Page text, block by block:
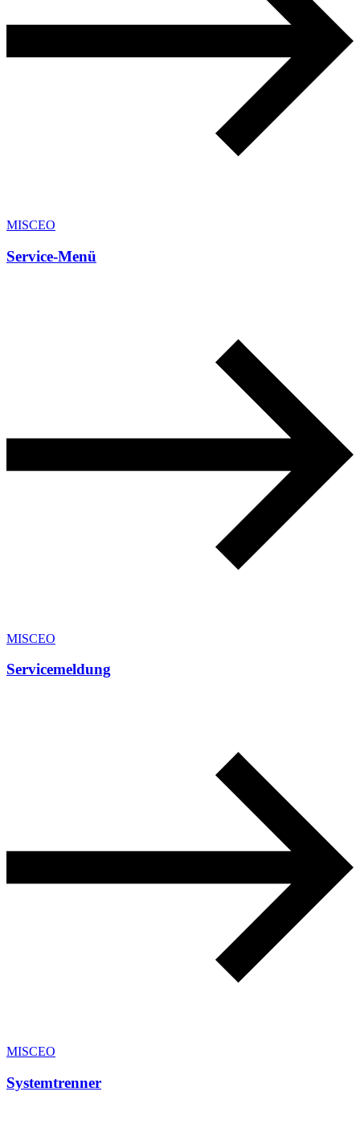
MISCEO
Service-Menü
MISCEO
Servicemeldung
MISCEO
Systemtrenner